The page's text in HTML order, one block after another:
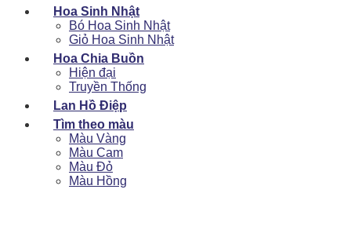
Hoa Sinh Nhật
Bó Hoa Sinh Nhật
Giỏ Hoa Sinh Nhật
Hoa Chia Buồn
Hiện đại
Truyền Thống
Lan Hồ Điệp
Tìm theo màu
Màu Vàng
Màu Cam
Màu Đỏ
Màu Hồng